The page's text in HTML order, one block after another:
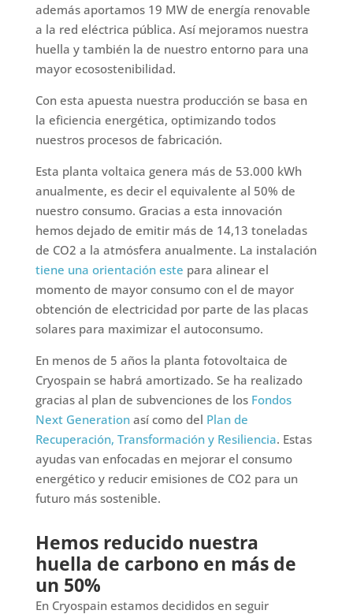
además aportamos 19 MW de energía renovable
a la red eléctrica pública. Así mejoramos nuestra
huella y también la de nuestro entorno para una
mayor ecosostenibilidad.
Con esta apuesta nuestra producción se basa en
la eficiencia energética, optimizando todos
nuestros procesos de fabricación.
Esta planta voltaica genera más de 53.000 kWh
anualmente, es decir el equivalente al 50% de
nuestro consumo. Gracias a esta innovación
hemos dejado de emitir más de 14,13 toneladas
de CO2 a la atmósfera anualmente. La instalación
tiene una orientación este para alinear el
momento de mayor consumo con el de mayor
obtención de electricidad por parte de las placas
solares para maximizar el autoconsumo.
En menos de 5 años la planta fotovoltaica de
Cryospain se habrá amortizado. Se ha realizado
gracias al plan de subvenciones de los Fondos
Next Generationasí como del Plan de
Recuperación, Transformación y Resiliencia. Estas
ayudas van enfocadas en mejorar el consumo
energético y reducir emisiones de CO2 para un
futuro más sostenible.
Hemos reducido nuestra
huella de carbono en más de
un 50%
En Cryospain estamos decididos en seguir